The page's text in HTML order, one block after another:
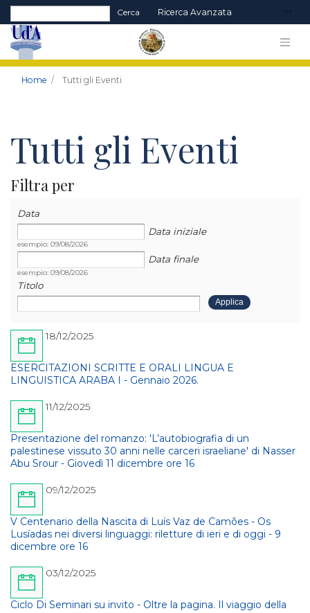
Form di ricerca
Cerca Ricerca Avanzata
Home Tutti gli Eventi
Tutti gli Eventi
Filtra per
Data
Data iniziale
Data
esempio: 09/08/2026
Data finale
Data
esempio: 09/08/2026
Titolo
18/12/2025
ESERCITAZIONI SCRITTE E ORALI LINGUA E
LINGUISTICA ARABA I - Gennaio 2026.
11/12/2025
Presentazione del romanzo: 'L’autobiografia di un
palestinese vissuto 30 anni nelle carceri israeliane' di Nasser
Abu Srour - Giovedì 11 dicembre ore 16
09/12/2025
V Centenario della Nascita di Luís Vaz de Camões - Os
Lusíadas nei diversi linguaggi: riletture di ieri e di oggi - 9
dicembre ore 16
03/12/2025
Ciclo Di Seminari su invito - Oltre la pagina. Il viaggio della